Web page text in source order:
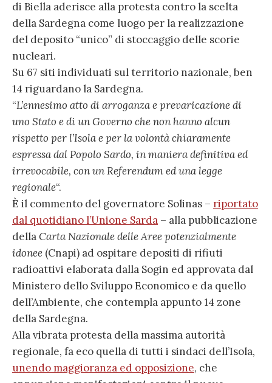
di Biella aderisce alla protesta contro la scelta
della Sardegna come luogo per la realizzazione
del deposito “unico” di stoccaggio delle scorie
nucleari.
Su 67 siti individuati sul territorio nazionale, ben
14 riguardano la Sardegna.
“L’ennesimo atto di arroganza e prevaricazione di
uno Stato e di un Governo che non hanno alcun
rispetto per l’Isola e per la volontà chiaramente
espressa dal Popolo Sardo, in maniera definitiva ed
irrevocabile, con un Referendum ed una legge
regionale“.
È il commento del governatore Solinas – riportato
dal quotidiano l’Unione Sarda – alla pubblicazione
dellaCarta Nazionale delle Aree potenzialmente
idonee (Cnapi) ad ospitare depositi di rifiuti
radioattivi elaborata dalla Sogin ed approvata dal
Ministero dello Sviluppo Economico e da quello
dell’Ambiente, che contempla appunto 14 zone
della Sardegna.
Alla vibrata protesta della massima autorità
regionale, fa eco quella di tutti i sindaci dell’Isola,
unendo maggioranza ed opposizione, che